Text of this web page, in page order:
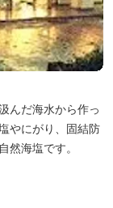
んだ海水から作っ
やにがり、固結防
然海塩です。